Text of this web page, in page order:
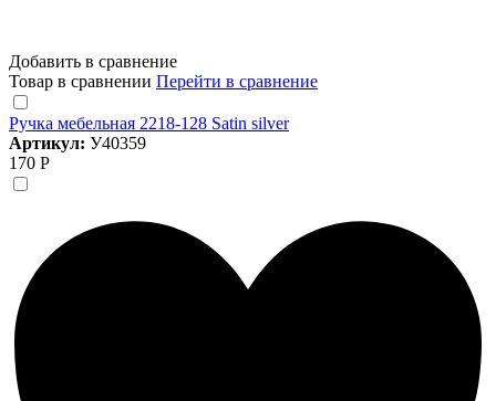
Добавить в сравнение
Товар в сравнении Перейти в сравнение
Ручка мебельная 2218-128 Satin silver
Артикул: У40359
170 Р